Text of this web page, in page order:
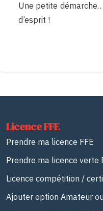
Une petite
d’esprit !
Licence FFE
Prendre ma licence FFE
Prendre ma licence verte
Licence compétition /
Ajouter option Amateur